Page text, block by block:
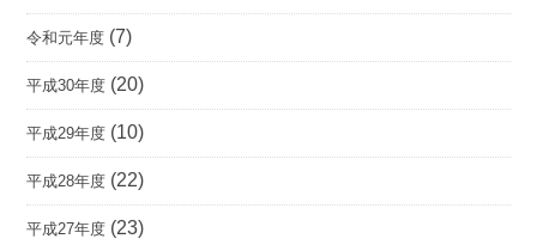
令和元年度 (7)
平成30年度 (20)
平成29年度 (10)
平成28年度 (22)
平成27年度 (23)